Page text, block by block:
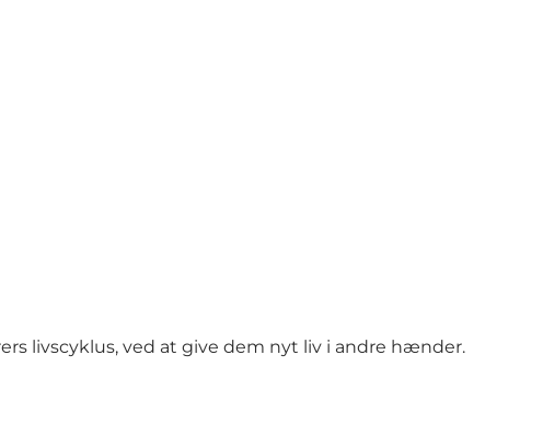
livscyklus, ved at give dem nyt liv i andre hænder.